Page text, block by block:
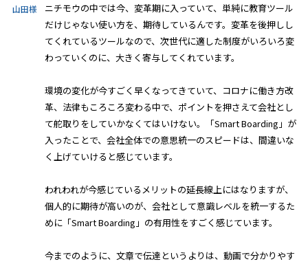
山田様
ニチモウの中では今、変革期に入っていて、単純に教育ツール
だけじゃない使い方を、期待しているんです。変革を後押しし
てくれているツールなので、次世代に適した制度がいろいろ変
わっていくのに、大きく寄与してくれています。
環境の変化が今すごく早くなってきていて、コロナに働き方改
革、法律もころころ変わる中で、ポイントを押さえて会社とし
て舵取りをしていかなくてはいけない。「Smart Boarding」が
入ったことで、会社全体での意思統一のスピードは、間違いな
く上げていけると感じています。
われわれが今感じているメリットの延長線上にはなりますが、
個人的に期待が高いのが、会社として意識レベルを統一するた
めに「Smart Boarding」の有用性をすごく感じています。
今までのように、文章で伝達というよりは、動画で分かりやす